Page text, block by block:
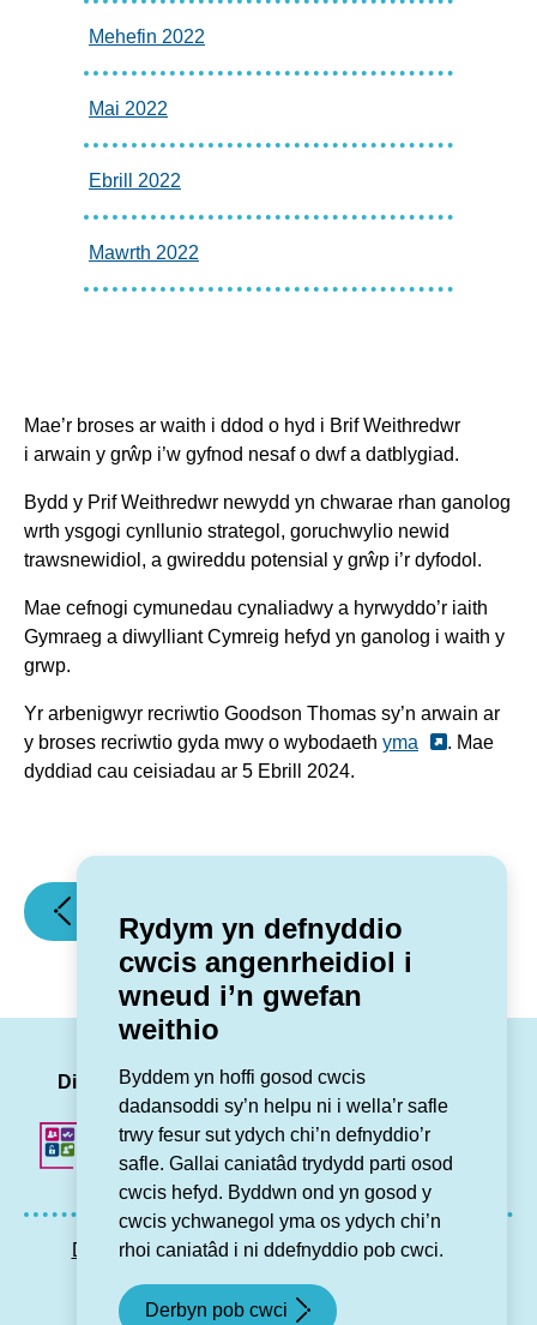
Rydym yn defnyddio
cwcis angenrheidiol i
wneud i’n gwefan
weithio
Byddem yn hoffi gosod cwcis
dadansoddi sy’n helpu ni i wella’r safle
trwy fesur sut ydych chi’n defnyddio’r
safle. Gallai caniatâd trydydd parti osod
cwcis hefyd. Byddwn ond yn gosod y
cwcis ychwanegol yma os ydych chi’n
rhoi caniatâd i ni ddefnyddio pob cwci.
Derbyn pob cwci
Mae’r broses ar waith i ddod o hyd i Brif Weithredwr
i arwain y grŵp i’w gyfnod nesaf o dwf a datblygiad.
Bydd y Prif Weithredwr newydd yn chwarae rhan ganolog
wrth ysgogi cynllunio strategol, goruchwylio newid
trawsnewidiol, a gwireddu potensial y grŵp i’r dyfodol.
Mae cefnogi cymunedau cynaliadwy a hyrwyddo’r iaith
Gymraeg a diwylliant Cymreig hefyd yn ganolog i waith y
grwp.
Yr arbenigwyr recriwtio Goodson Thomas sy’n arwain ar
y broses recriwtio gyda mwy o wybodaeth yma
. Mae
dyddiad cau ceisiadau ar 5 Ebrill 2024.
Mehefin 2022
Mai 2022
Ebrill 2022
Mawrth 2022
(Grŵp
Cynefin
gweithio
gyda
Gwynedd
droi
adeiladau
gartrefi)
Cynefin
yn
penodi
Dilynwch ni
LinkedIn
Facebook
Twitter
Datganiad hygyrchedd
Preifatrwydd GDPR